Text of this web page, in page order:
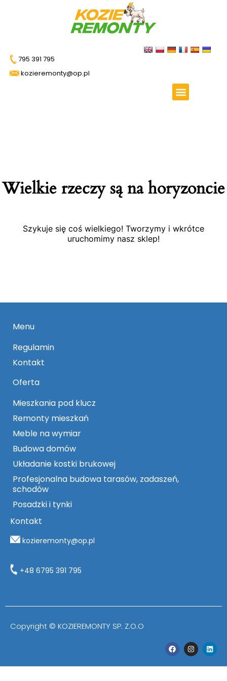
795 391 795
kozieremonty@op.pl
Wielkie rzeczy są na horyzoncie
Szykuje się coś wielkiego! Tworzymy i wkrótce
uruchomimy nasz sklep!
Menu
Regulamin
Kontakt
Oferta
Mieszkania pod klucz
Remonty mieszkań
Meble na wymiar
Budowa domów
Układanie kostki brukowej
Profesjonalna budowa tarasów, zadaszeń,
schodów
Posadzki i tynki
Kontakt
kozieremonty@op.pl
+48 6795 391 795
Copyright © KOZIEREMONTY SP. Z.O.O